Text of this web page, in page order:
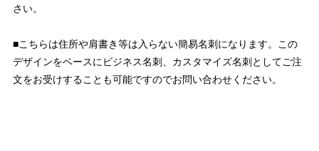
さい。
■こちらは住所や肩書き等は入らない簡易名刺になります。この
デザインをベースにビジネス名刺、カスタマイズ名刺としてご注
文をお受けすることも可能ですのでお問い合わせください。